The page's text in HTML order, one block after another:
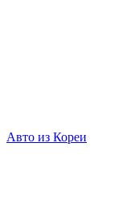
Авто из Кореи